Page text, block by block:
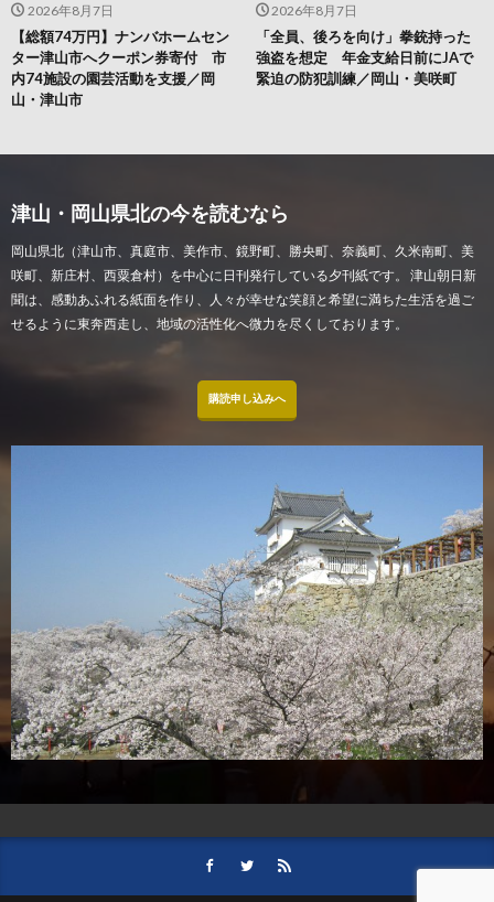
2026年8月7日
「全員、後ろを向け」拳銃持った
強盗を想定 年金支給日前にJAで
緊迫の防犯訓練／岡山・美咲町
2026年8月7日
【総額74万円】ナンバホームセン
ター津山市へクーポン券寄付 市
内74施設の園芸活動を支援／岡
山・津山市
津山・岡山県北の今を読むなら
岡山県北（津山市、真庭市、美作市、鏡野町、勝央町、奈義町、久米南町、美
咲町、新庄村、西粟倉村）を中心に日刊発行している夕刊紙です。 津山朝日新
聞は、感動あふれる紙面を作り、人々が幸せな笑顔と希望に満ちた生活を過ご
せるように東奔西走し、地域の活性化へ微力を尽くしております。
購読申し込みへ